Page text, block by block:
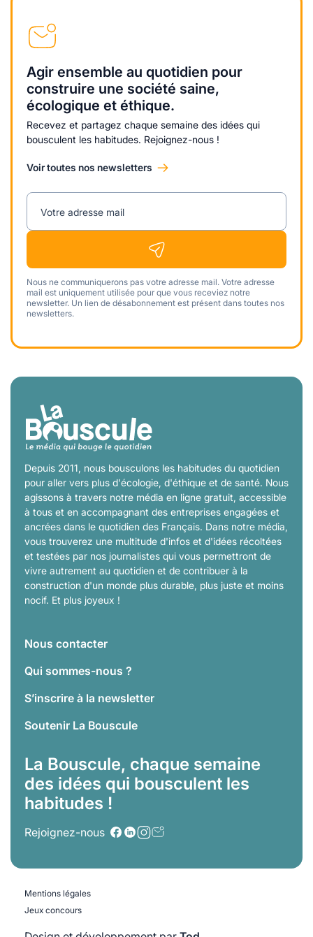
Agir ensemble au quotidien pour
construire une société saine,
écologique et éthique.
Recevez et partagez chaque semaine des idées qui
bousculent les habitudes. Rejoignez-nous !
Voir toutes nos newsletters
Votre adresse mail
Nous ne communiquerons pas votre adresse mail. Votre adresse
mail est uniquement utilisée pour que vous receviez notre
newsletter. Un lien de désabonnement est présent dans toutes nos
newsletters.
Depuis 2011, nous bousculons les habitudes du quotidien
pour aller vers plus d'écologie, d'éthique et de santé. Nous
agissons à travers notre média en ligne gratuit, accessible
à tous et en accompagnant des entreprises engagées et
ancrées dans le quotidien des Français. Dans notre média,
vous trouverez une multitude d'infos et d'idées récoltées
et testées par nos journalistes qui vous permettront de
vivre autrement au quotidien et de contribuer à la
construction d'un monde plus durable, plus juste et moins
nocif. Et plus joyeux !
Nous contacter
Qui sommes-nous ?
S’inscrire à la newsletter
Soutenir La Bouscule
La Bouscule, chaque semaine
des idées qui bousculent les
habitudes !
Rejoignez-nous
Mentions légales
Jeux concours